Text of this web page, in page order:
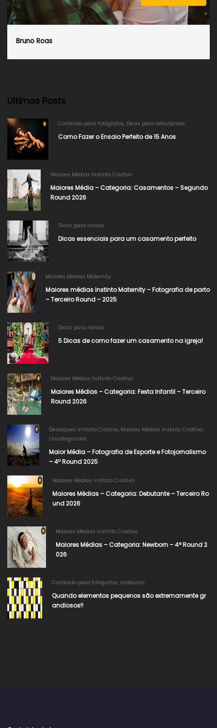
Bruno Roas
Ultimos Posts
Conteúdo para fotógrafos, Dicas para debutantes
Como Fazer o Ensaio Perfeito de 15 Anos
Maiores Médias Instinto Criativo
Maiores Média – Categoria: Casamentos – Segundo
Round 2026
Dicas para noivas
Dicas essenciais para um casamento perfeito
Maiores Medias Maternity
Maiores médias Instinto Maternity – Fotografia de parto
– Terceiro Round – 2025
Dicas para noivas
5 Dicas de como fazer um casamento na igreja!
Maiores Médias Instinto Criativo
Maiores Médias – Categoria: Festa Infantil – Terceiro
Round 2026
Destaques Instinto Criativo, Maiores Médias Instinto Criativo,
Uncategorized
Maior Média – Fotografia de Esporte e Fotojornalismo
– 4º Round 2025
Maiores Médias Instinto Criativo
Maiores Médias – Categoria: Debutante – Terceiro Ro
und 2026
Maiores Médias Instinto Criativo
Maiores Médias – Categoria: Newborn – 4° Round 2
026​
Conteúdo para fotógrafos, molduras
Quando elementos pequenos são extremamente gr
andiosos!!